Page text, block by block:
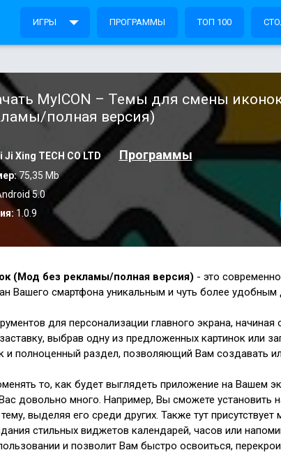
ИГРЫ ПРОГРАММЫ ТОП 100
MyICON – Темы для смены
полная версия)
Ji Xing TECH CO LTD Программы
75,35 Mb
5.0
1.0.9
(Мод без рекламы/полная версия) - это
Вашего смартфона уникальным и чуть более удобным
для персонализации главного экрана, начиная
выбрав одну из предложенных картинок или
и полноценный раздел, позволяющий Вам создавать
то, как будет выглядеть приложение на Вашем
довольно много. Например, Вы сможете установить
выделяя его среди других. Также тут
стильных виджетов календарей, часов или
и позволит Вам быстро освоиться,